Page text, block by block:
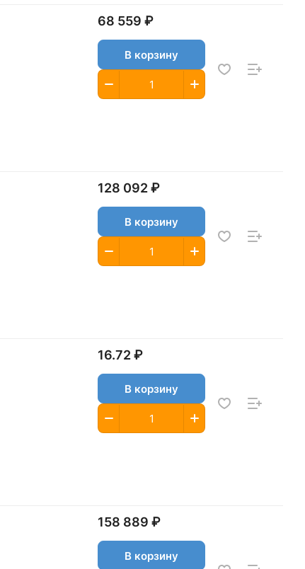
68 559 ₽
В корзину
128 092 ₽
В корзину
16.72 ₽
В корзину
158 889 ₽
В корзину